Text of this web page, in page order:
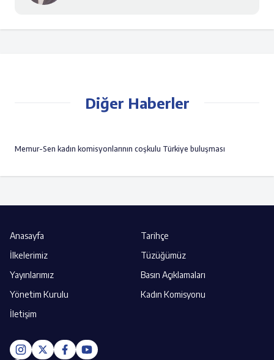
Diğer Haberler
Memur-Sen kadın komisyonlarının coşkulu Türkiye buluşması
Anasayfa
Tarihçe
İlkelerimiz
Tüzüğümüz
Yayınlarımız
Basın Açıklamaları
Yönetim Kurulu
Kadın Komisyonu
İletişim